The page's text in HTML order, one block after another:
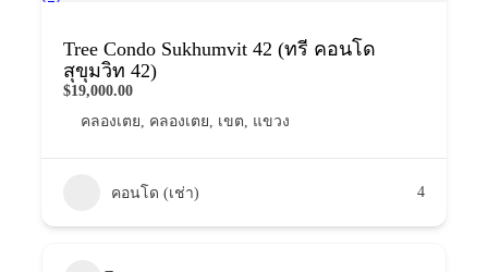
Tree Condo Sukhumvit 42 (ทรี คอนโด
สุขุมวิท 42)
$19,000.00
คลองเตย
คลองเตย เขต แขวง
คอนโด (เช่า) 4